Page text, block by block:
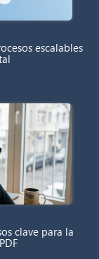
escalables
clave para la